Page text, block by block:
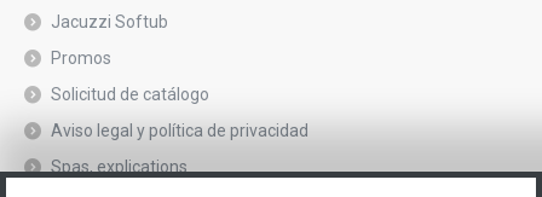
Jacuzzi Softub
Promos
Solicitud de catálogo
Aviso legal y política de privacidad
Spas, explications